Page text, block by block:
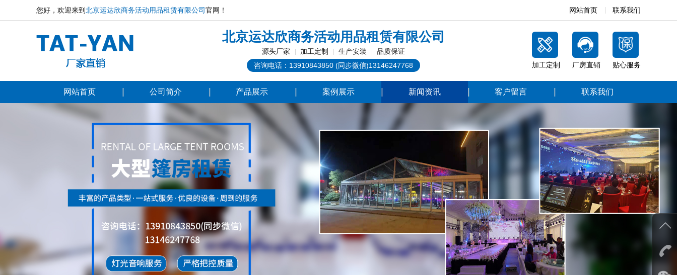
您好，欢迎来到北京运达欣商务活动用品租赁有限公司官网！ 网站首页 联系我们
北京运达欣商务活动用品租赁有限公司
源头厂家 加工定制 生产安装
品质保证
咨询电话：13910843850 (同步微信)13146247768
加工定制 厂房直销 贴心服务
网站首页 公司简介 产品展示 案例展示 新闻资讯 客户留言 联系我们